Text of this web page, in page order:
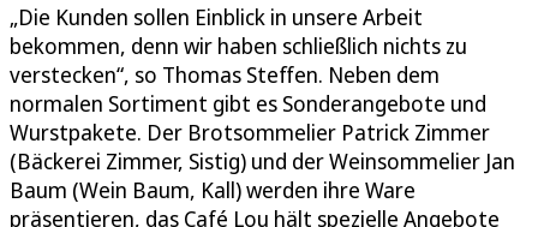
„Die Kunden sollen Einblick in unsere Arbeit
bekommen, denn wir haben schließlich nichts zu
verstecken“, so Thomas Steffen. Neben dem
normalen Sortiment gibt es Sonderangebote und
Wurstpakete. Der Brotsommelier Patrick Zimmer
(Bäckerei Zimmer, Sistig) und der Weinsommelier Jan
Baum (Wein Baum, Kall) werden ihre Ware
präsentieren, das Café Lou hält spezielle Angebote